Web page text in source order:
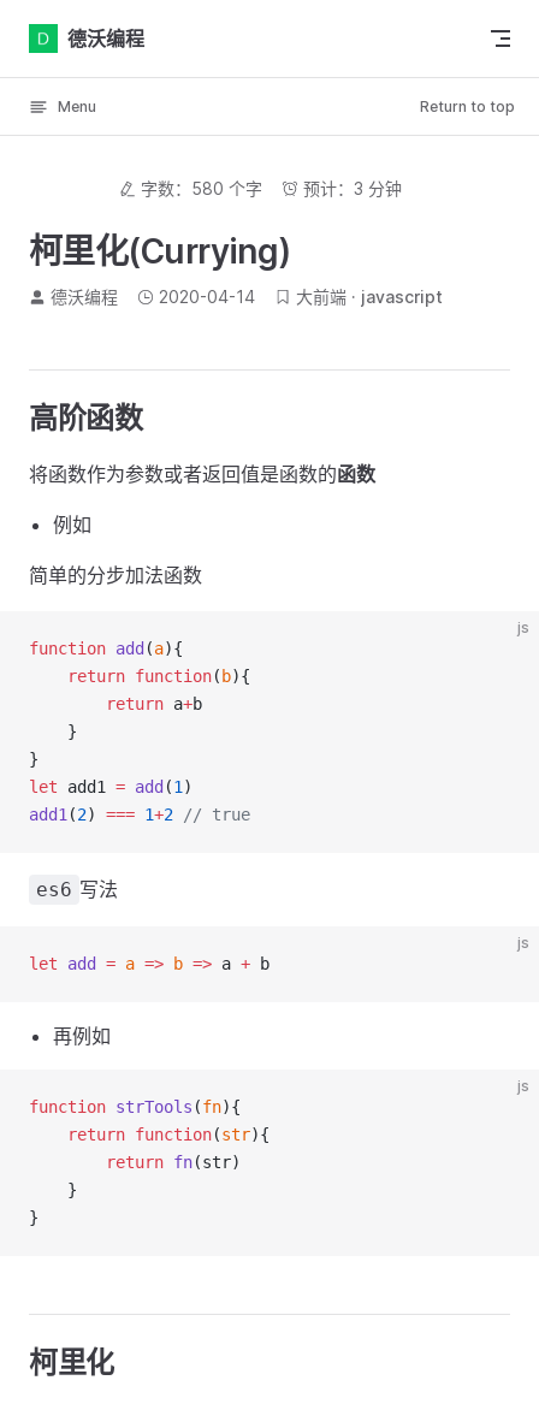
Skip to content
德沃编程
Menu Return to top
字数：580 个字 预计：3 分钟
柯里化(Currying)
德沃编程 2020-04-14 大前端 javascript
高阶函数
将函数作为参数或者返回值是函数的函数
例如
简单的分步加法函数
js
function add (a){
return function( b){
return a+b
    }
}
let add1 = add (1 )
add1 (2) === 1+2 // true
es6 写法
js
let add = a => b => a + b
再例如
js
function strTools (fn){
return function(str){
return fn(str)
    }
}
柯里化